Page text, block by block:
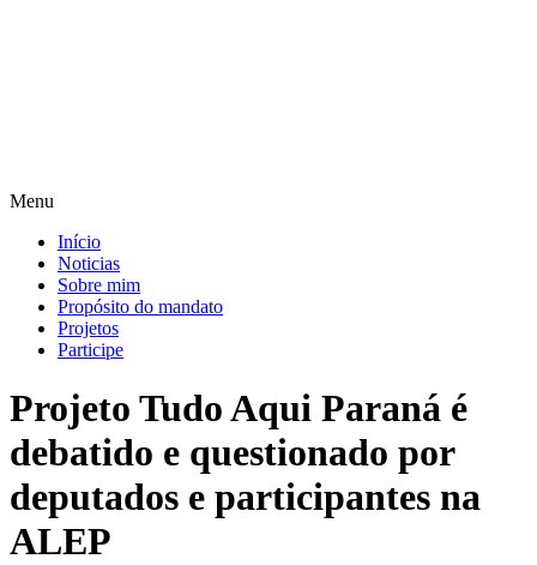
Menu
Início
Noticias
Sobre mim
Propósito do mandato
Projetos
Participe
Projeto Tudo Aqui Paraná é
debatido e questionado por
deputados e participantes na
ALEP